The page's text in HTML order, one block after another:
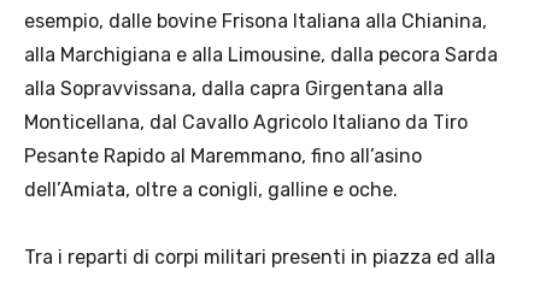
esempio, dalle bovine Frisona Italiana alla Chianina,
alla Marchigiana e alla Limousine, dalla pecora Sarda
alla Sopravvissana, dalla capra Girgentana alla
Monticellana, dal Cavallo Agricolo Italiano da Tiro
Pesante Rapido al Maremmano, fino all’asino
dell’Amiata, oltre a conigli, galline e oche.
Tra i reparti di corpi militari presenti in piazza ed alla